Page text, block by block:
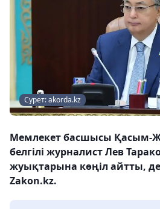
Сурет: akorda.kz
Мемлекет басшысы Қасым-
белгілі журналист Лев
жуықтарына көңіл айтты,
Zakon.kz.